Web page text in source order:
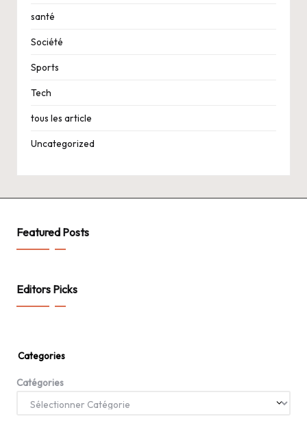
santé
Société
Sports
Tech
tous les article
Uncategorized
Featured Posts
Editors Picks
Categories
Catégories